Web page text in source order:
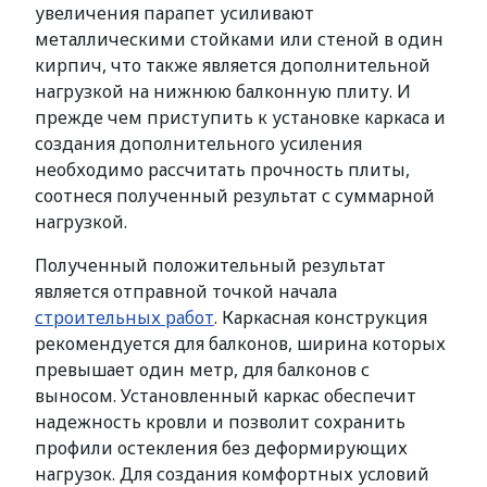
увеличения парапет усиливают
металлическими стойками или стеной в один
кирпич, что также является дополнительной
нагрузкой на нижнюю балконную плиту. И
прежде чем приступить к установке каркаса и
создания дополнительного усиления
необходимо рассчитать прочность плиты,
соотнеся полученный результат с суммарной
нагрузкой.
Полученный положительный результат
является отправной точкой начала
строительных работ. Каркасная конструкция
рекомендуется для балконов, ширина которых
превышает один метр, для балконов с
выносом. Установленный каркас обеспечит
надежность кровли и позволит сохранить
профили остекления без деформирующих
нагрузок. Для создания комфортных условий